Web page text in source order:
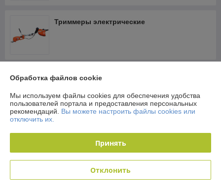
Триммеры электрические
Головки триммерные
Обработка файлов cookie
Мы используем файлы cookies для обеспечения удобства
пользователей портала и предоставления персональных
рекомендаций. Вы можете настроить файлы cookies или
отключить их.
Принять
Отклонить